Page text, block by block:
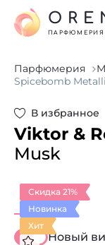
ПАРФЮМЕРИЯ
Парфюмерия
Spicebomb
В избранное
Viktor &
Musk
Скидка 21%
Новинка
Хит
Новый